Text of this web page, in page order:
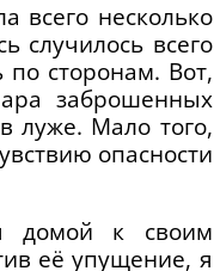
всего несколько
случилось всего
сторонам. Вот,
заброшенных
луже. Мало того,
опасности
домой к своим
её упущение, я